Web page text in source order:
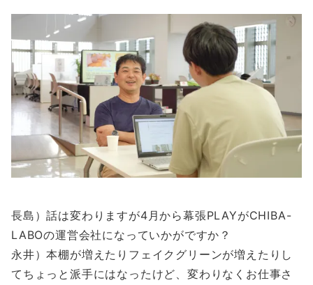
長島）話は変わりますが4月から幕張PLAYがCHIBA-
LABOの運営会社になっていかがですか？
永井）本棚が増えたりフェイクグリーンが増えたりし
てちょっと派手にはなったけど、変わりなくお仕事さ